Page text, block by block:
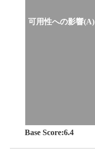
可用性への影響(A)
Base Score:6.4